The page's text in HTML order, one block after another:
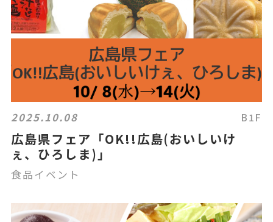
2025.10.08 B1F
広島県フェア「OK!!広島(おいしいけ
ぇ、ひろしま)」
食品イベント